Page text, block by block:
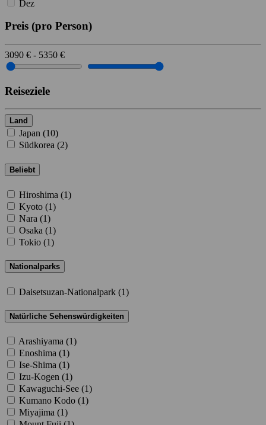
Dez
Preis (pro Person)
3090 € - 5350 €
Reiseziele
Land
Japan (10)
Südkorea (2)
Beliebt
Hiroshima (1)
Kyoto (1)
Nara (1)
Osaka (1)
Tokio (1)
Nationalparks
Daisetsuzan-Nationalpark (1)
Natürliche Sehenswürdigkeiten
Arashiyama (1)
Enoshima (1)
Ise-Shima (1)
Izu-Kogen (1)
Kawaguchi-See (1)
Kumano Kodo (1)
Miyajima (1)